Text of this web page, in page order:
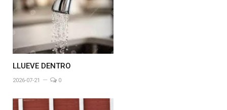
LLUEVE DENTRO
2026-07-21 0